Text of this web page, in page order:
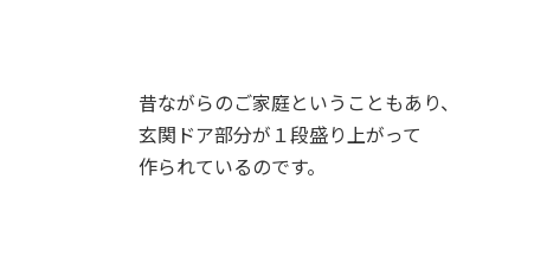
昔ながらのご家庭ということもあり、
玄関ドア部分が１段盛り上がって
作られているのです。